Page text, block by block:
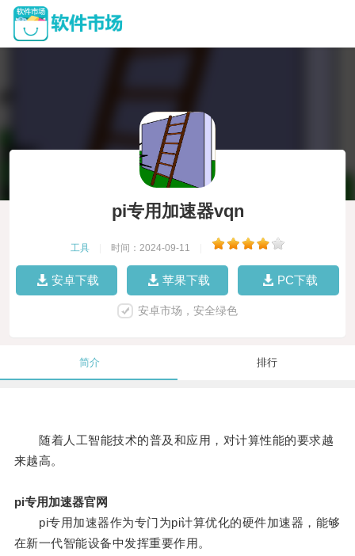
pi专用加速器vqn
工具 时间：2024-09-11
安卓下载 苹果下载 PC下载
安卓市场，安全绿色
简介 排行
随着人工智能技术的普及和应用，对计算性能的要求越
来越高。
pi专用加速器官网
pi专用加速器作为专门为pi计算优化的硬件加速器，能够
在新一代智能设备中发挥重要作用。